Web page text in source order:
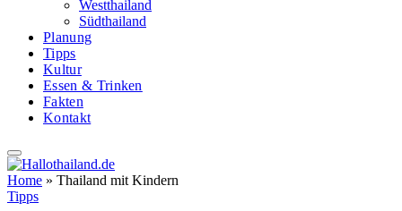
Westthailand
Südthailand
Planung
Tipps
Kultur
Essen & Trinken
Fakten
Kontakt
Home » Thailand mit Kindern
Tipps